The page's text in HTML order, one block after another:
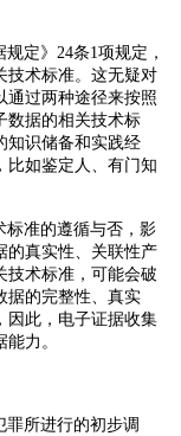
规定》 24条1 项规定，
技术标准。这无疑对
通过两种途径来按照
数据的相关技术标
知识储备和实践经
比如鉴定人、有门知
标准的遵循与否，影
的真实性、关联性产
技术标准，可能会破
据的完整性、真实
因此，电子证据收集
力。
所进行的初步调